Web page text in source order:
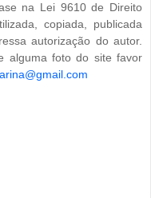
na Lei 9610 de Direito
copiada, publicada
autorização do autor.
alguma foto do site favor